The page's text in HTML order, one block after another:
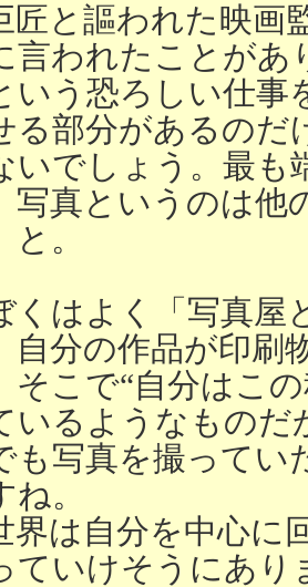
と謳われた映画
言われたことが
いう恐ろしい仕事
る部分があるのだ
いでしょう。最も
写真というのは他
と。
はよく「写真屋
自分の作品が印刷
そこで“自分はこ
いるようなもの
も写真を撮ってい
ね。
は自分を中心に
ていけそうにあり